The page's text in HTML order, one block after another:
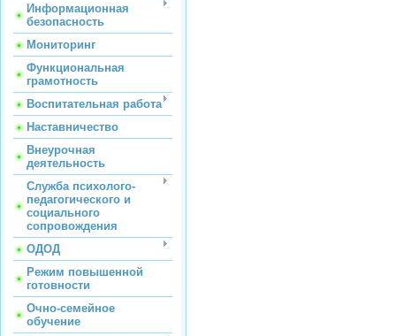
Информационная
безопасность
Мониторинг
Функциональная
грамотность
Воспитательная работа
Наставничество
Внеурочная
деятельность
Служба психолого-
педагогического и
социального
сопровождения
ОДОД
Режим повышенной
готовности
Очно-семейное
обучение